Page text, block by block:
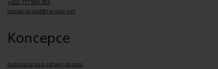
+420 777 809 283
tomas.strnad@renson.net
Koncepce
Koncepce pro zdravý domov